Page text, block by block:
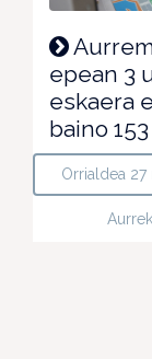
epean 3
eskaera
baino
Orrialdea